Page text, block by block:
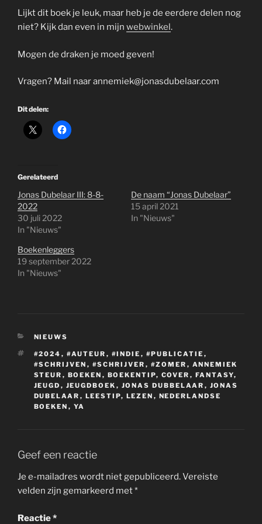
Lijkt dit boek je leuk, maar heb je de eerdere delen nog
niet? Kijk dan even in mijn webwinkel.
Mogen de draken je moed geven!
Vragen? Mail naarannemiek@jonasdubelaar.com
Dit delen:
Gerelateerd
Jonas Dubelaar III: 8-8-
2022
30 juli 2022
In "Nieuws"
De naam “Jonas Dubelaar”
15 april 2021
In "Nieuws"
Boekenleggers
19 september 2022
In "Nieuws"
CATEGORIEËN
NIEUWS
TAGS
#2024 , #AUTEUR , #INDIE , #PUBLICATIE ,
#SCHRIJVEN , #SCHRIJVER , #ZOMER , ANNEMIEK
STEUR , BOEKEN , BOEKENTIP, COVER , FANTASY,
JEUGD , JEUGDBOEK , JONAS DUBBELAAR , JONAS
DUBELAAR , LEESTIP, LEZEN , NEDERLANDSE
BOEKEN , YA
Geef een reactie
Je e-mailadres wordt niet gepubliceerd.Vereiste
velden zijn gemarkeerd met*
Reactie*